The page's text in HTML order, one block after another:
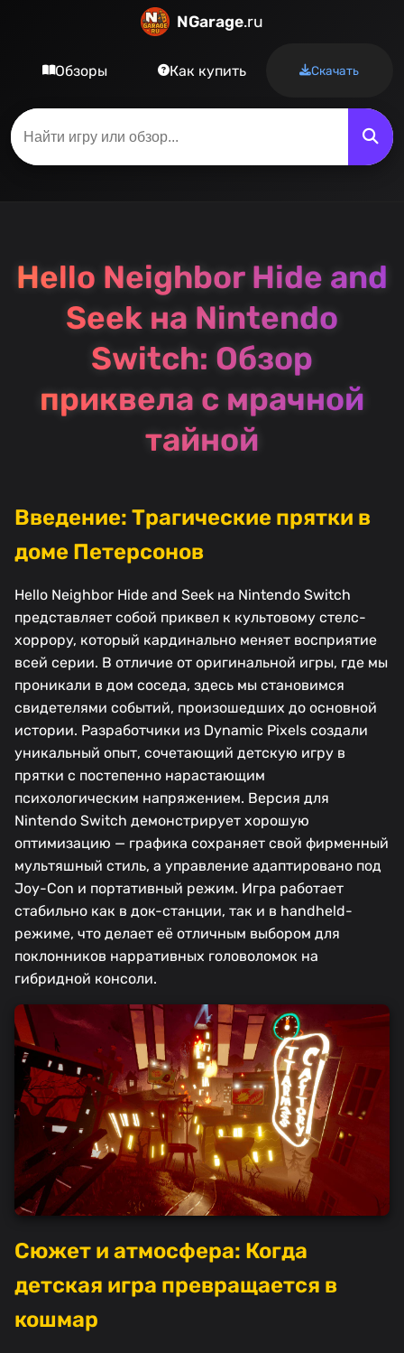
NGarage.ru
Обзоры Как купить Скачать
Hello Neighbor Hide and
Seek на Nintendo
Switch: Обзор
приквела с мрачной
тайной
Введение: Трагические прятки в
доме Петерсонов
Hello Neighbor Hide and Seek на Nintendo Switch
представляет собой приквел к культовому стелс-
хоррору, который кардинально меняет восприятие
всей серии. В отличие от оригинальной игры, где мы
проникали в дом соседа, здесь мы становимся
свидетелями событий, произошедших до основной
истории. Разработчики из Dynamic Pixels создали
уникальный опыт, сочетающий детскую игру в
прятки с постепенно нарастающим
психологическим напряжением. Версия для
Nintendo Switch демонстрирует хорошую
оптимизацию — графика сохраняет свой фирменный
мультяшный стиль, а управление адаптировано под
Joy-Con и портативный режим. Игра работает
стабильно как в док-станции, так и в handheld-
режиме, что делает её отличным выбором для
поклонников нарративных головоломок на
гибридной консоли.
Сюжет и атмосфера: Когда
детская игра превращается в
кошмар